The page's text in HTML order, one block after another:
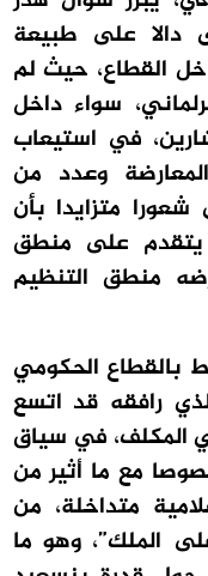
دالا على طبيعة
القطاع، حيث لم
سواء داخل
في استيعاب
وعدد من
متزايدا بأن
يتقدم على منطق
منطق التنظيم
بالقطاع الحكومي
رافقه قد اتسع
المكلف، في سياق
مع ما أثير من
متداخلة، من
الملك”، وهو ما